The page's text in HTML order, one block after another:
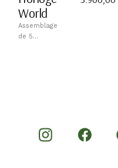
World
Assemblage
de 5...